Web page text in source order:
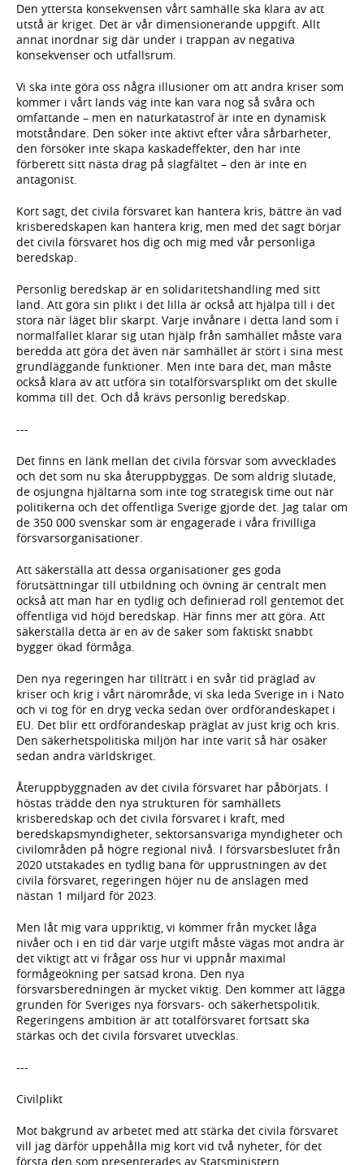
Den yttersta konsekvensen vårt samhälle ska klara av att
utstå är kriget. Det är vår dimensionerande uppgift. Allt
annat inordnar sig där under i trappan av negativa
konsekvenser och utfallsrum.
Vi ska inte göra oss några illusioner om att andra kriser som
kommer i vårt lands väg inte kan vara nog så svåra och
omfattande – men en naturkatastrof är inte en dynamisk
motståndare. Den söker inte aktivt efter våra sårbarheter,
den försöker inte skapa kaskadeffekter, den har inte
förberett sitt nästa drag på slagfältet – den är inte en
antagonist.
Kort sagt, det civila försvaret kan hantera kris, bättre än vad
krisberedskapen kan hantera krig, men med det sagt börjar
det civila försvaret hos dig och mig med vår personliga
beredskap.
Personlig beredskap är en solidaritetshandling med sitt
land. Att göra sin plikt i det lilla är också att hjälpa till i det
stora när läget blir skarpt. Varje invånare i detta land som i
normalfallet klarar sig utan hjälp från samhället måste vara
beredda att göra det även när samhället är stört i sina mest
grundläggande funktioner. Men inte bara det, man måste
också klara av att utföra sin totalförsvarsplikt om det skulle
komma till det. Och då krävs personlig beredskap.
---
Det finns en länk mellan det civila försvar som avvecklades
och det som nu ska återuppbyggas. De som aldrig slutade,
de osjungna hjältarna som inte tog strategisk time out när
politikerna och det offentliga Sverige gjorde det. Jag talar om
de 350 000 svenskar som är engagerade i våra frivilliga
försvarsorganisationer.
Att säkerställa att dessa organisationer ges goda
förutsättningar till utbildning och övning är centralt men
också att man har en tydlig och definierad roll gentemot det
offentliga vid höjd beredskap. Här finns mer att göra. Att
säkerställa detta är en av de saker som faktiskt snabbt
bygger ökad förmåga.
Den nya regeringen har tillträtt i en svår tid präglad av
kriser och krig i vårt närområde, vi ska leda Sverige in i Nato
och vi tog för en dryg vecka sedan över ordförandeskapet i
EU. Det blir ett ordförandeskap präglat av just krig och kris.
Den säkerhetspolitiska miljön har inte varit så här osäker
sedan andra världskriget.
Återuppbyggnaden av det civila försvaret har påbörjats. I
höstas trädde den nya strukturen för samhällets
krisberedskap och det civila försvaret i kraft, med
beredskapsmyndigheter, sektorsansvariga myndigheter och
civilområden på högre regional nivå. I försvarsbeslutet från
2020 utstakades en tydlig bana för upprustningen av det
civila försvaret, regeringen höjer nu de anslagen med
nästan 1 miljard för 2023.
Men låt mig vara uppriktig, vi kommer från mycket låga
nivåer och i en tid där varje utgift måste vägas mot andra är
det viktigt att vi frågar oss hur vi uppnår maximal
förmågeökning per satsad krona. Den nya
försvarsberedningen är mycket viktig. Den kommer att lägga
grunden för Sveriges nya försvars- och säkerhetspolitik.
Regeringens ambition är att totalförsvaret fortsatt ska
stärkas och det civila försvaret utvecklas.
---
Civilplikt
Mot bakgrund av arbetet med att stärka det civila försvaret
vill jag därför uppehålla mig kort vid två nyheter, för det
första den som presenterades av Statsministern,